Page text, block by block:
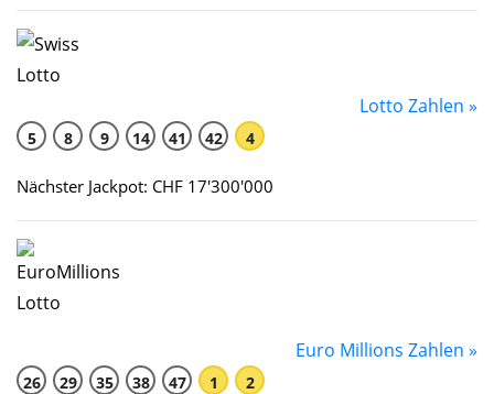
Lotto Zahlen »
5 8 9 14 41 42 4
Nächster Jackpot: CHF 17'300'000
Euro Millions Zahlen »
26 29 35 38 47 1 2